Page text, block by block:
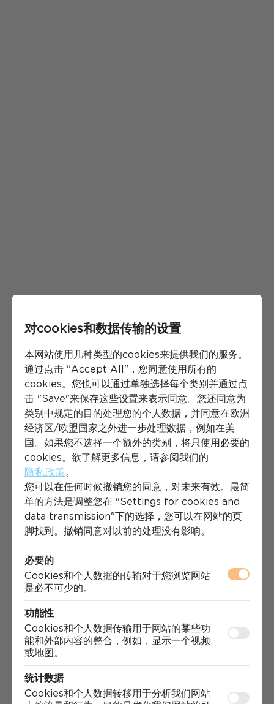
对cookies和数据传输的设置
本网站使用几种类型的cookies来提供我们的服务。
通过点击 "Accept All"，您同意使用所有的
cookies。您也可以通过单独选择每个类别并通过点
击 "Save"来保存这些设置来表示同意。您还同意为
类别中规定的目的处理您的个人数据，并同意在欧洲
经济区/欧盟国家之外进一步处理数据，例如在美
国。如果您不选择一个额外的类别，将只使用必要的
cookies。欲了解更多信息，请参阅我们的
隐私政策 。
您可以在任何时候撤销您的同意，对未来有效。最简
单的方法是调整您在 "Settings for cookies and
data transmission"下的选择，您可以在网站的页
脚找到。撤销同意对以前的处理没有影响。
必要的
Cookies和个人数据的传输对于您浏览网站
是必不可少的。
功能性
Cookies和个人数据传输用于网站的某些功
能和外部内容的整合，例如，显示一个视频
或地图。
统计数据
Cookies和个人数据转移用于分析我们网站